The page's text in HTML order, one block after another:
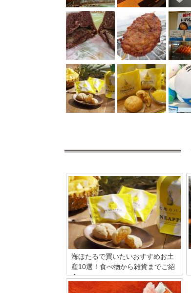
海ほたるで買いたいおすすめお土
産10選！食べ物から雑貨までご紹
介
海ほたるを訪れた際に購入して帰りたい